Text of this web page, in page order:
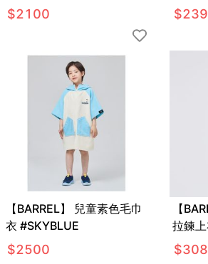
$2100 $
【BARREL】 兒童素色毛巾
衣 #SKYBLUE
$2500
【
拉鍊
$